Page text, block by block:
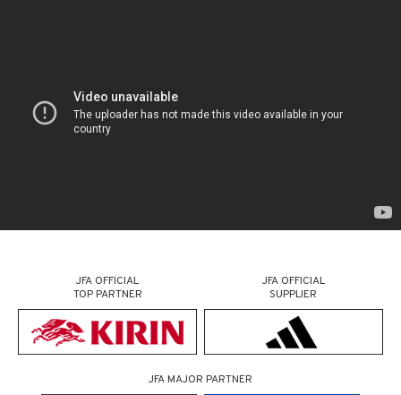
JFA OFFICIAL
TOP PARTNER
JFA OFFICIAL
SUPPLIER
JFA MAJOR PARTNER